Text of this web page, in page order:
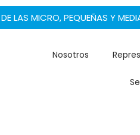
LAS MICRO, PEQUEÑAS Y
Nosotros